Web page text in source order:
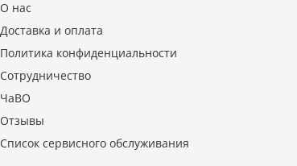
О нас
Доставка и оплата
Политика конфиденциальности
Сотрудничество
ЧаВО
Отзывы
Список сервисного обслуживания